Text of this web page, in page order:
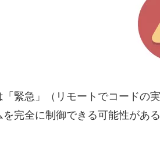
「緊急」（リモートでコードの
完全に制御できる可能性があ